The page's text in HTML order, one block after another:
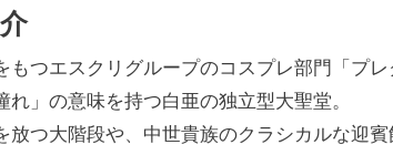
もつエスクリグループのコスプレ部門「プレ
れ」の意味を持つ白亜の独立型大聖堂。
放つ大階段や、中世貴族のクラシカルな迎